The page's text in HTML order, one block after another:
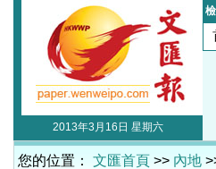
2013年3月16日 星期六
您的位置： 文匯首頁 >> 內地